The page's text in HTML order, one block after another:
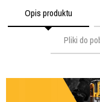
Opis produktu
Pliki do